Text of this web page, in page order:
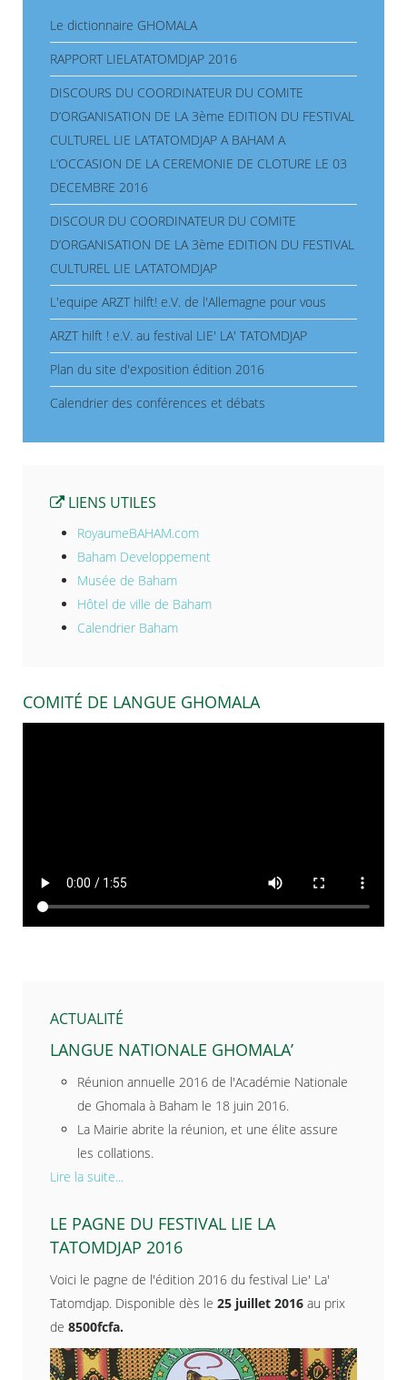
Le dictionnaire GHOMALA
RAPPORT LIELATATOMDJAP 2016
DISCOURS DU COORDINATEUR DU COMITE
D’ORGANISATION DE LA 3ème EDITION DU FESTIVAL
CULTUREL LIE LA’TATOMDJAP A BAHAM A
L’OCCASION DE LA CEREMONIE DE CLOTURE LE 03
DECEMBRE 2016
DISCOUR DU COORDINATEUR DU COMITE
D’ORGANISATION DE LA 3ème EDITION DU FESTIVAL
CULTUREL LIE LA’TATOMDJAP
L'equipe ARZT hilft! e.V. de l'Allemagne pour vous
ARZT hilft ! e.V. au festival LIE' LA' TATOMDJAP
Plan du site d'exposition édition 2016
Calendrier des conférences et débats
LIENS UTILES
RoyaumeBAHAM.com
Baham Developpement
Musée de Baham
Hôtel de ville de Baham
Calendrier Baham
COMITÉ DE LANGUE GHOMALA
ACTUALITÉ
LANGUE NATIONALE GHOMALA’
Réunion annuelle 2016 de l'Académie Nationale
de Ghomala à Baham le 18 juin 2016.
La Mairie abrite la réunion, et une élite assure
les collations.
Lire la suite...
LE PAGNE DU FESTIVAL LIE LA
TATOMDJAP 2016
Voici le pagne de l'édition 2016 du festival Lie' La'
Tatomdjap. Disponible dès le 25 juillet 2016 au prix
de 8500fcfa.